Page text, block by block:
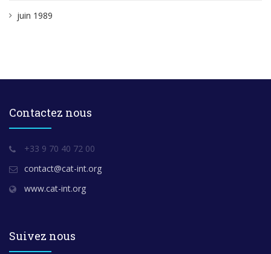
juin 1989
Contactez nous
+33 9 70 40 72 00
contact@cat-int.org
www.cat-int.org
Suivez nous